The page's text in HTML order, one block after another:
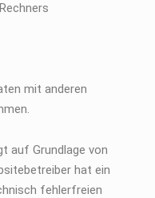
mit anderen
auf Grundlage von
hat ein
fehlerfreien